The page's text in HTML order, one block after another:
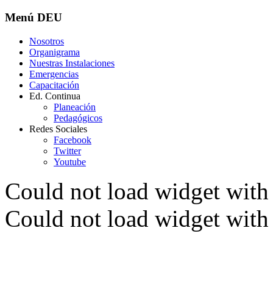
Menú DEU
Nosotros
Organigrama
Nuestras Instalaciones
Emergencias
Capacitación
Ed. Continua
Planeación
Pedagógicos
Redes Sociales
Facebook
Twitter
Youtube
Could not load widget
Could not load widget